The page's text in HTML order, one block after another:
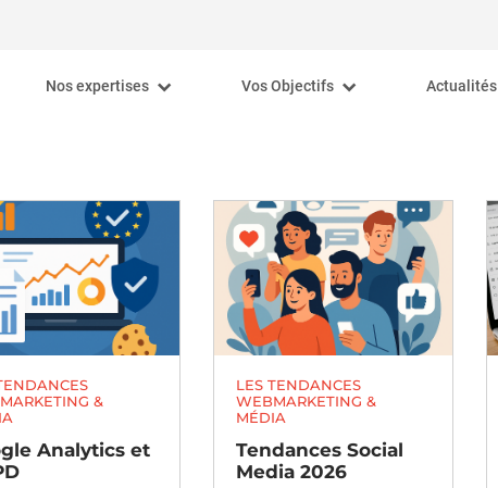
Nos expertises
Social Media
Media planning
Programmatique
Web Analytics
Formations
Vos Objectifs
Augmenter votre visibilité
Augmenter votre trafic
Générer plus de leads
Actualités
&
Analytics et
LES TENDANCES
WEBMARKETING &
MÉDIA
Tendances Social
Media 2026